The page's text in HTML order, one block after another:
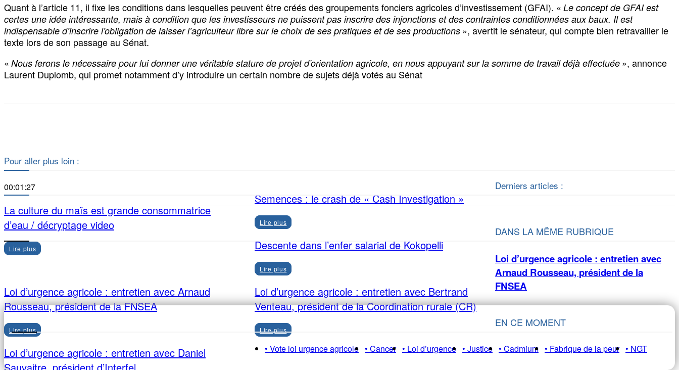
Quant à l’article 11, il fixe les conditions dans lesquelles peuvent être créés des groupements fonciers agricoles d’investissement (GFAI). « Le concept de GFAI est
certes une idée intéressante, mais à condition que les investisseurs ne puissent pas inscrire des injonctions et des contraintes conditionnées aux baux. Il est
indispensable d’inscrire l’obligation de laisser l’agriculteur libre sur le choix de ses pratiques et de ses productions », avertit le sénateur, qui compte bien retravailler le
texte lors de son passage au Sénat.
« Nous ferons le nécessaire pour lui donner une véritable stature de projet d’orientation agricole, en nous appuyant sur la somme de travail déjà effectuée », annonce
Laurent Duplomb, qui promet notamment d’y introduire un certain nombre de sujets déjà votés au Sénat
Pour aller plus loin :
00:01:27
La culture du maïs est grande consommatrice
d’eau / décryptage video
Lire plus
Semences : le crash de « Cash Investigation »
Lire plus
Descente dans l’enfer salarial de Kokopelli
Lire plus
Derniers articles :
Loi d’urgence agricole : entretien avec Arnaud
Rousseau, président de la FNSEA
Lire plus
Loi d’urgence agricole : entretien avec Bertrand
Venteau, président de la Coordination rurale (CR)
Lire plus
Loi d’urgence agricole : entretien avec Daniel
DANS LA MÊME RUBRIQUE
Loi d’urgence agricole : entretien avec
Arnaud Rousseau, président de la
FNSEA
EN CE MOMENT
• Vote loi urgence agricole • Cancer • Loi d’urgence • Justice • Cadmium • Fabrique de la peur • NGT